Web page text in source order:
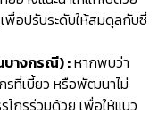
พื่อปรับระดับให้สมดุลกับซี่
บางกรณี) :หากพบว่า
รที่เบี้ยว หรือพัฒนาไม่
กรร่วมด้วย เพื่อให้แนว